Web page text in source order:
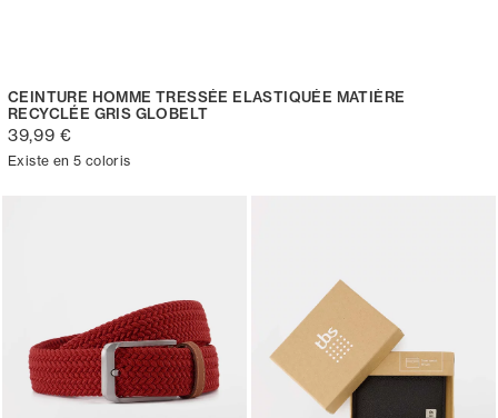
CEINTURE HOMME TRESSÉE ELASTIQUÉE MATIÈRE
RECYCLÉE GRIS GLOBELT
39,99 €
Existe en 5 coloris